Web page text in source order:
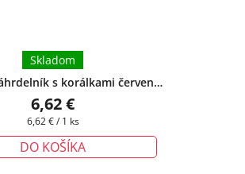
s korálkami červeno
krabička zadarmo
Skladom
6,62 €
Jednotková
cena:
6,62 € / 1 ks
DO KOŠÍKA